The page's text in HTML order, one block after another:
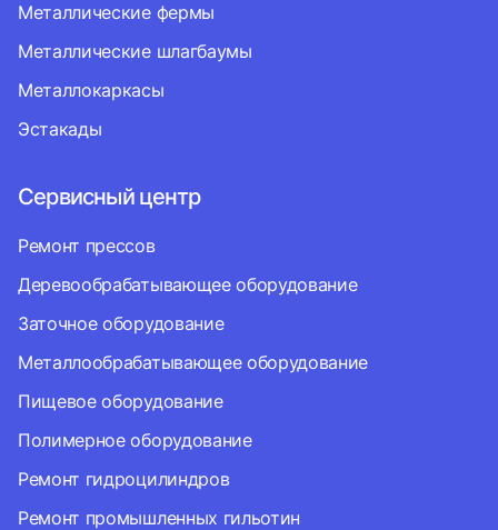
Металлические фермы
Металлические шлагбаумы
Металлокаркасы
Эстакады
Сервисный центр
Ремонт прессов
Деревообрабатывающее оборудование
Заточное оборудование
Металлообрабатывающее оборудование
Пищевое оборудование
Полимерное оборудование
Ремонт гидроцилиндров
Ремонт промышленных гильотин